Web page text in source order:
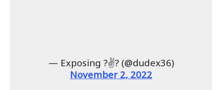
— Exposing ?✌? (@dudex36)
November 2, 2022